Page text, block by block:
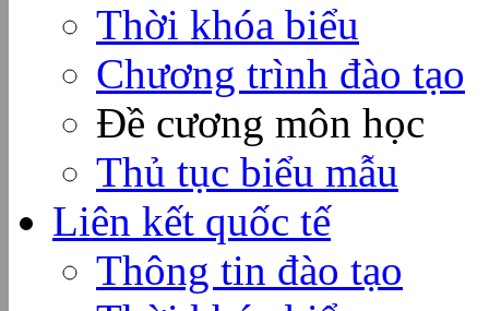
Thời khóa biểu
Chương trình đào tạo
Đề cương môn học
Thủ tục biểu mẫu
Liên kết quốc tế
Thông tin đào tạo